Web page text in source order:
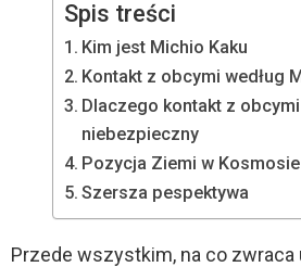
Spis treści
Kim jest Michio Kaku
Kontakt z obcymi według
Dlaczego kontakt z
niebezpieczny
Pozycja Ziemi w Kosmosie
Szersza pespektywa
Przede wszystkim, na co zwraca